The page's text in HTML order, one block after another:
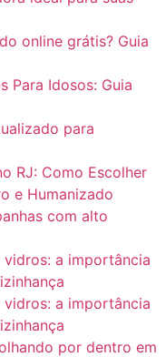
online grátis? Guia
Para Idosos: Guia
para
RJ: Como Escolher
e Humanizado
com alto
a importância
a importância
por dentro em